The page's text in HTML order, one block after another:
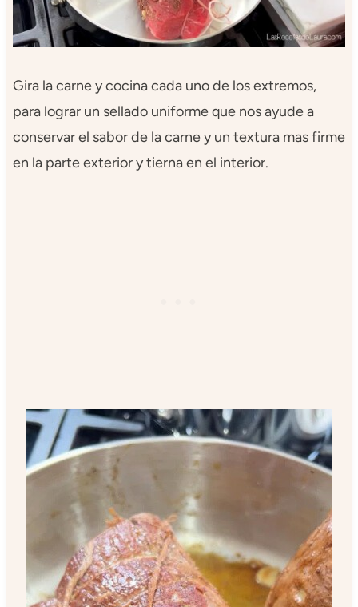
Gira la carne y cocina cada uno de los extremos,
para lograr un sellado uniforme que nos ayude a
conservar el sabor de la carne y un textura mas firme
en la parte exterior y tierna en el interior.